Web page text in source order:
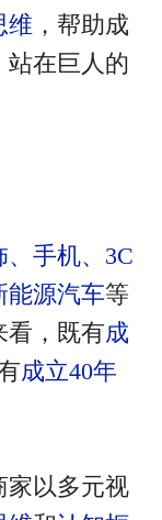
维 ，帮助成
站在巨人的
、手机、3C
能源汽车等
看，既有成
成立40年
家以多元视